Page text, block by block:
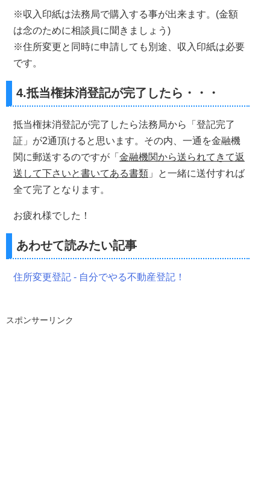
※収入印紙は法務局で購入する事が出来ます。(金額
は念のために相談員に聞きましょう)
※住所変更と同時に申請しても別途、収入印紙は必要
です。
4.抵当権抹消登記が完了したら・・・
抵当権抹消登記が完了したら法務局から「登記完了
証」が2通頂けると思います。その内、一通を金融機
関に郵送するのですが「 金融機関から送られてきて返
送して下さいと書いてある書類 」と一緒に送付すれば
全て完了となります。
お疲れ様でした！
あわせて読みたい記事
住所変更登記 - 自分でやる不動産登記！
スポンサーリンク